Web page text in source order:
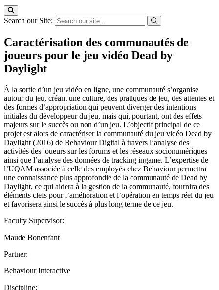
Search our Site:
Caractérisation des communautés de
joueurs pour le jeu vidéo Dead by
Daylight
À la sortie d’un jeu vidéo en ligne, une communauté s’organise
autour du jeu, créant une culture, des pratiques de jeu, des attentes et
des formes d’appropriation qui peuvent diverger des intentions
initiales du développeur du jeu, mais qui, pourtant, ont des effets
majeurs sur le succès ou non d’un jeu. L’objectif principal de ce
projet est alors de caractériser la communauté du jeu vidéo Dead by
Daylight (2016) de Behaviour Digital à travers l’analyse des
activités des joueurs sur les forums et les réseaux socionumériques
ainsi que l’analyse des données de tracking ingame. L’expertise de
l’UQAM associée à celle des employés chez Behaviour permettra
une connaissance plus approfondie de la communauté de Dead by
Daylight, ce qui aidera à la gestion de la communauté, fournira des
éléments clefs pour l’amélioration et l’opération en temps réel du jeu
et favorisera ainsi le succès à plus long terme de ce jeu.
Faculty Supervisor:
Maude Bonenfant
Partner:
Behaviour Interactive
Discipline: